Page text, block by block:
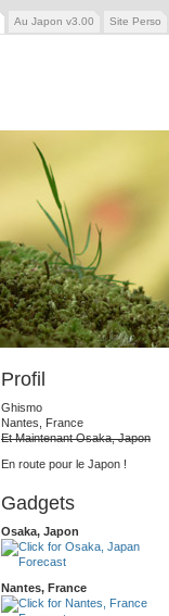
Au Japon v3.00 Site Perso
Profil
Ghismo
Nantes, France
Et Maintenant Osaka, Japon
En route pour le Japon !
Gadgets
Osaka, Japon
Nantes, France